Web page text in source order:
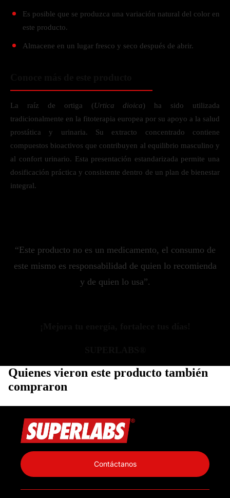
Es posible que se produzca una variación natural del color en
este producto.
Almacene en un lugar fresco y seco después de abrir.
La raíz de ortiga ( Urtica dioica) ha sido utilizada
tradicionalmente en la fitoterapia europea por su apoyo a la salud
prostática y urinaria. Su extracto concentrado contiene
compuestos bioactivos que contribuyen al equilibrio masculino y
al confort urinario. Esta presentación estandarizada permite una
dosificación práctica y consistente dentro de un plan de bienestar
integral.
“Este producto no es un medicamento, el consumo de
este mismo es responsabilidad de quien lo recomienda
y de quien lo usa”.
Quienes vieron este producto también
compraron
Contáctanos
Información de contacto
Política de reembolso
Términos del servicio